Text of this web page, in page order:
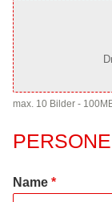
max. 10 Bilder -
Name *